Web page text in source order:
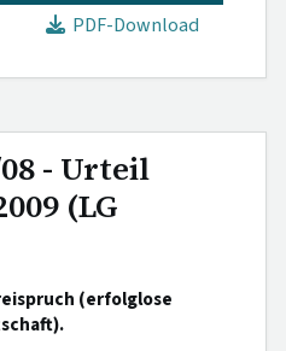
PDF-Download
- Urteil
(LG
(erfolglose